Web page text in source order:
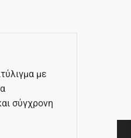
με
σύγχρονη